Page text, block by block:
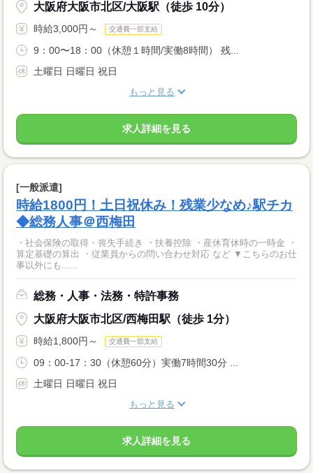
大阪府大阪市北区/大阪駅（徒歩 10分）
時給3,000円～ 交通費一部支給
9：00〜18：00（休憩１時間/実働8時間） 残...
土曜日 日曜日 祝日
もっと見る
求人詳細を見る
[一般派遣]
時給1800円！土日祝休み！残業少なめ♪駅チカ
◆総務人事＠西梅田
・社会保険の取得・喪失手続き ・扶養控除 ・産休育休時の一時金 ・
算定基礎の算出 ・従業員からの問い合わせ対応 など ▼こちらのお仕
事以外にも......
総務・人事・法務・特許事務
大阪府大阪市北区/西梅田駅（徒歩 1分）
時給1,800円～ 交通費一部支給
09：00-17：30（休憩60分）実働7時間30分 ...
土曜日 日曜日 祝日
もっと見る
求人詳細を見る